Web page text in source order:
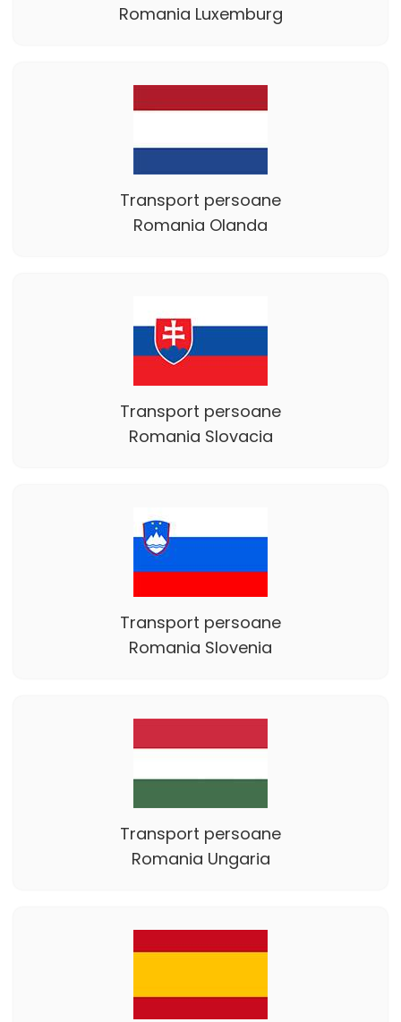
Romania Luxemburg
Transport persoane
Romania Olanda
Transport persoane
Romania Slovacia
Transport persoane
Romania Slovenia
Transport persoane
Romania Ungaria